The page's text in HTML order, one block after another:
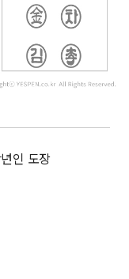
인 도장